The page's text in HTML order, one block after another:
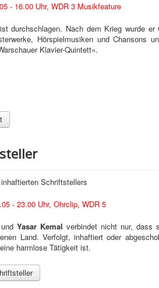
- 16.00 Uhr, WDR 3 Musikfeature
durchschlagen. Nach dem Krieg wurde
Hörspielmusiken und Chansons
Klavier-Quintett«.
Schriftstellers
- 23.00 Uhr, Ohrclip, WDR 5
und Yasar Kemal verbindet nicht nur, dass
Land. Verfolgt, inhaftiert oder
harmlose Tätigkeit ist.